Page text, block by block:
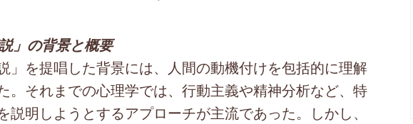
」の背景と概要
」を提唱した背景には、人間の動機付けを包括的に理解
。それまでの心理学では、行動主義や精神分析など、特
説明しようとするアプローチが主流であった。しかし、